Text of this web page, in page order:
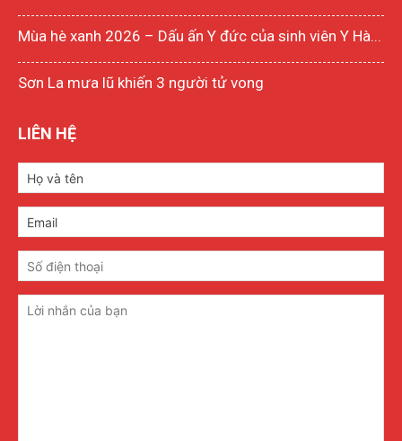
Mùa hè xanh 2026 – Dấu ấn Y đức của sinh viên Y Hà...
Sơn La mưa lũ khiến 3 người tử vong
LIÊN HỆ